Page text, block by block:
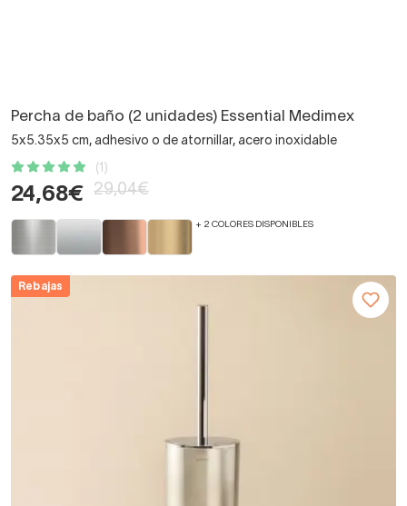
Percha de baño (2 unidades) Essential Medimex
5x5.35x5 cm, adhesivo o de atornillar, acero inoxidable
(1)
24,68€ 29,04€
+ 2 COLORES DISPONIBLES
Rebajas